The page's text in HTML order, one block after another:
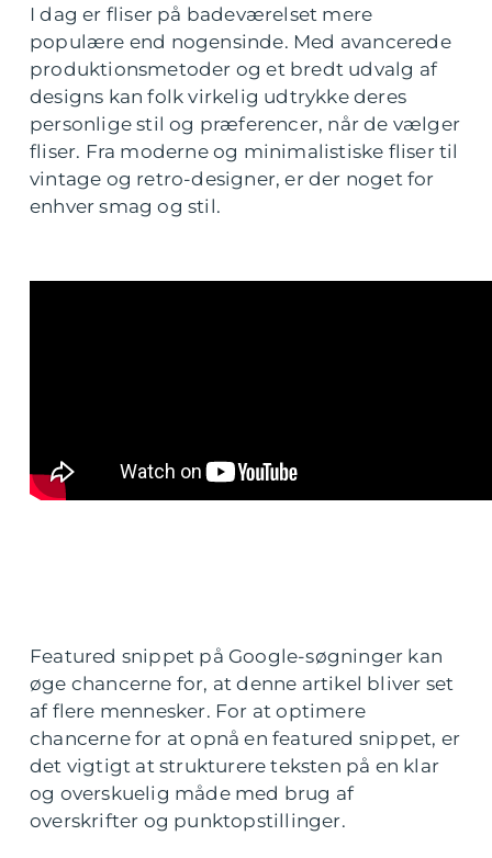
I dag er fliser på badeværelset mere
populære end nogensinde. Med avancerede
produktionsmetoder og et bredt udvalg af
designs kan folk virkelig udtrykke deres
personlige stil og præferencer, når de vælger
fliser. Fra moderne og minimalistiske fliser til
vintage og retro-designer, er der noget for
enhver smag og stil.
Featured snippet på Google-søgninger kan
øge chancerne for, at denne artikel bliver set
af flere mennesker. For at optimere
chancerne for at opnå en featured snippet, er
det vigtigt at strukturere teksten på en klar
og overskuelig måde med brug af
overskrifter og punktopstillinger.